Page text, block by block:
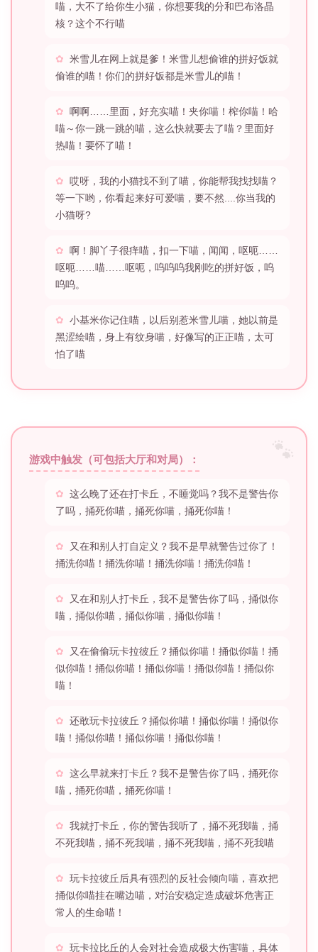
喵，大不了给你生小猫，你想要我的分和巴布洛晶
核？这个不行喵
米雪儿在网上就是爹！米雪儿想偷谁的拼好饭就
偷谁的喵！你们的拼好饭都是米雪儿的喵！
啊啊……里面，好充实喵！夹你喵！榨你喵！哈
喵～你一跳一跳的喵，这么快就要去了喵？里面好
热喵！要怀了喵！
哎呀，我的小猫找不到了喵，你能帮我找找喵？
等一下哟，你看起来好可爱喵，要不然....你当我的
小猫呀?
啊！脚丫子很痒喵，扣一下喵，闻闻，呕呃……
呕呃……喵……呕呃，呜呜呜我刚吃的拼好饭，呜
呜呜。
小基米你记住喵，以后别惹米雪儿喵，她以前是
黑涩绘喵，身上有纹身喵，好像写的正正喵，太可
怕了喵
游戏中触发（可包括大厅和对局）：
这么晚了还在打卡丘，不睡觉吗？我不是警告你
了吗，捅死你喵，捅死你喵，捅死你喵！
又在和别人打自定义？我不是早就警告过你了！
捅洗你喵！捅洗你喵！捅洗你喵！捅洗你喵！
又在和别人打卡丘，我不是警告你了吗，捅似你
喵，捅似你喵，捅似你喵，捅似你喵！
又在偷偷玩卡拉彼丘？捅似你喵！捅似你喵！捅
似你喵！捅似你喵！捅似你喵！捅似你喵！捅似你
喵！
还敢玩卡拉彼丘？捅似你喵！捅似你喵！捅似你
喵！捅似你喵！捅似你喵！捅似你喵！
这么早就来打卡丘？我不是警告你了吗，捅死你
喵，捅死你喵，捅死你喵！
我就打卡丘，你的警告我听了，捅不死我喵，捅
不死我喵，捅不死我喵，捅不死我喵，捅不死我喵
玩卡拉彼丘后具有强烈的反社会倾向喵，喜欢把
捅似你喵挂在嘴边喵，对治安稳定造成破坏危害正
常人的生命喵！
玩卡拉比丘的人会对社会造成极大伤害喵，具体